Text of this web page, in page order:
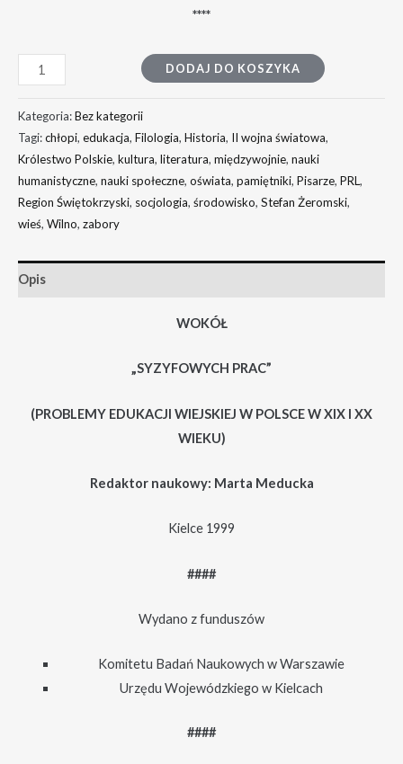
****
DODAJ DO KOSZYKA
Kategoria:Bez kategorii
Tagi:chłopi, edukacja, Filologia, Historia, II wojna światowa,
Królestwo Polskie, kultura, literatura, międzywojnie, nauki
humanistyczne, nauki społeczne, oświata, pamiętniki, Pisarze, PRL,
Region Świętokrzyski, socjologia, środowisko, Stefan Żeromski,
wieś, Wilno, zabory
Opis
WOKÓŁ
„SYZYFOWYCH PRAC”
(PROBLEMY EDUKACJI WIEJSKIEJ W POLSCE W XIX I XX
WIEKU)
Redaktor naukowy: Marta Meducka
Kielce 1999
####
Wydano z funduszów
Komitetu Badań Naukowych w Warszawie
Urzędu Wojewódzkiego w Kielcach
####